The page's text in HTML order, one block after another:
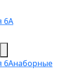
6А
6Aнаборные